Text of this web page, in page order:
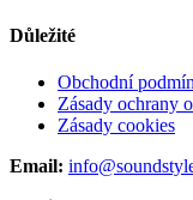
Důležité
Obchodní
Zásady ochrany
Zásady cookies
Email: